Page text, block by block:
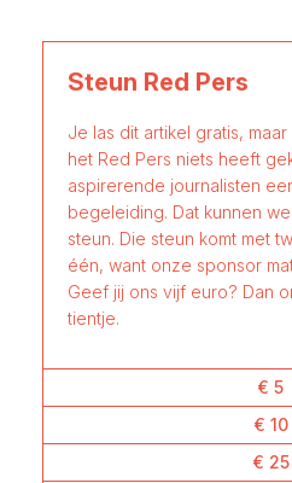
Steun Red Pers
Je las dit artikel gratis,
het Red Pers niets heeft
aspirerende journalisten
begeleiding. Dat kunnen
steun. Die steun komt met
één, want onze sponsor
Geef jij ons vijf euro? Dan
tientje.
€ 5
€ 10
€ 25